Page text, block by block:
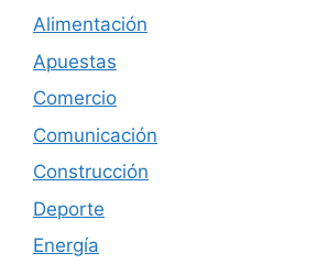
Alimentación
Apuestas
Comercio
Comunicación
Construcción
Deporte
Energía